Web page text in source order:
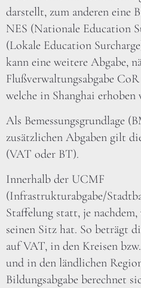
darstellt, zum anderen eine
NES (Nationale Education
(Lokale Education
kann eine weitere Abgabe,
Flußverwaltungsabgabe
welche in Shanghai
Als Bemessungsgrundlage
zusätzlichen Abgaben gilt
(VAT oder BT).
Innerhalb der UCMF
(Infrastrukturabgabe/
Staffelung statt, je
seinen Sitz hat. So beträgt
auf VAT, in den Kreisen
und in den ländlichen
Bildungsabgabe berechnet